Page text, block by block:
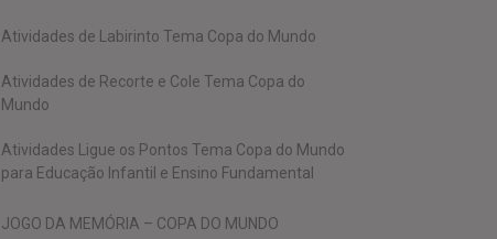
Atividades de Labirinto Tema Copa do Mundo
Atividades de Recorte e Cole Tema Copa do
Mundo
Atividades Ligue os Pontos Tema Copa do Mundo
para Educação Infantil e Ensino Fundamental
JOGO DA MEMÓRIA – COPA DO MUNDO